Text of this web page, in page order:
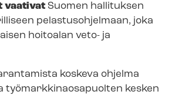
vaativat Suomen hallituksen
pelastusohjelmaan, joka
hoitoalan veto- ja
koskeva ohjelma
työ­mark­ki­naos­a­puol­ten kesken